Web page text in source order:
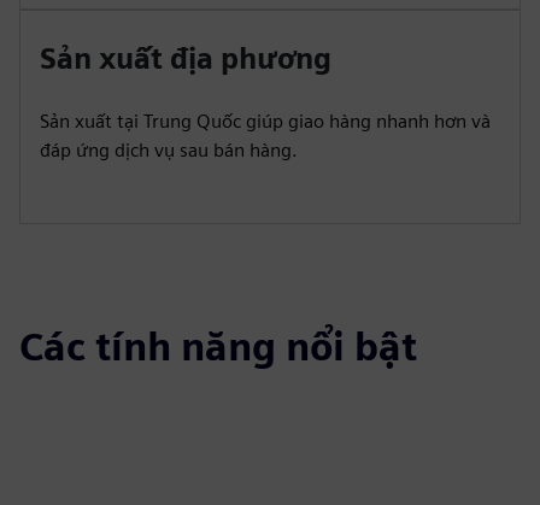
Sản xuất địa phương
Sản xuất tại Trung Quốc giúp giao hàng nhanh hơn và
đáp ứng dịch vụ sau bán hàng.
Các tính năng nổi bật